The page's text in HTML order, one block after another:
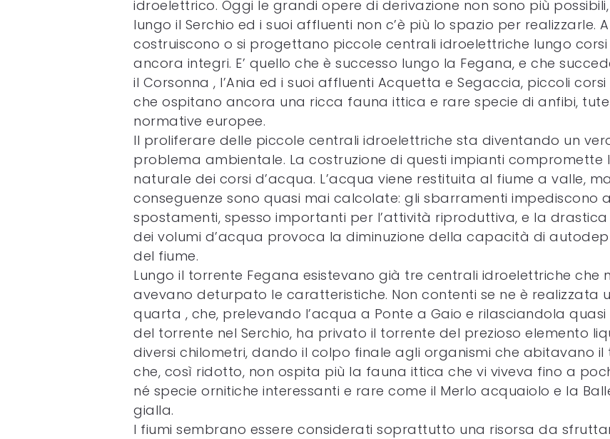
idroelettrico. Oggi le grandi opere di derivazione non sono più
lungo il Serchio ed i suoi affluenti non c’è più lo spazio per realizzarle.
costruiscono o si progettano piccole centrali idroelettriche lungo corsi
ancora integri. E’ quello che è successo lungo la Fegana, e che
il Corsonna , l’Ania ed i suoi affluenti Acquetta e Segaccia, piccoli corsi
che ospitano ancora una ricca fauna ittica e rare specie di anfibi,
normative europee.
Il proliferare delle piccole centrali idroelettriche sta diventando un
problema ambientale. La costruzione di questi impianti compromette
naturale dei corsi d’acqua. L’acqua viene restituita al fiume a valle,
conseguenze sono quasi mai calcolate: gli sbarramenti impediscono
spostamenti, spesso importanti per l’attività riproduttiva, e la drastica
dei volumi d’acqua provoca la diminuzione della capacità di
del fiume.
Lungo il torrente Fegana esistevano già tre centrali idroelettriche che
avevano deturpato le caratteristiche. Non contenti se ne è realizzata
quarta , che, prelevando l’acqua a Ponte a Gaio e rilasciandola
del torrente nel Serchio, ha privato il torrente del prezioso elemento
diversi chilometri, dando il colpo finale agli organismi che abitavano il
che, così ridotto, non ospita più la fauna ittica che vi viveva fino a
né specie ornitiche interessanti e rare come il Merlo acquaiolo e la
gialla.
I fiumi sembrano essere considerati soprattutto una risorsa da